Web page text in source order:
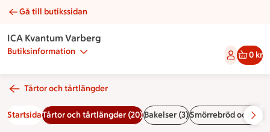
Prinsesstårta | Catering ICA Kvantum Varberg
Gå till butikssidan
ICA Kvantum Varberg
Butiksinformation 0 kr
Tårtor och tårtlängder
StartsidaTårtor och tårtlängder (20)Bakelser (3)Smörrebröd och